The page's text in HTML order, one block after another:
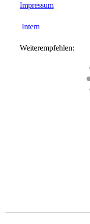
Impressum
Intern
Weiterempfehlen: